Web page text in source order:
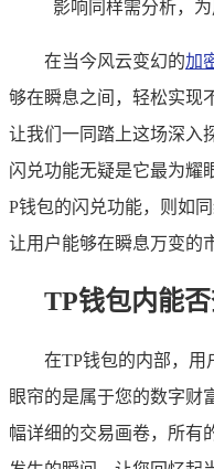
影响同样需分析，
在当今风云变幻的加
够在瞬息之间，轻松实现
让我们一同踏上这场深入
闪兑功能无疑是它最为耀
P钱包的闪兑功能，则如
让用户能够在瞬息万变的
TP钱包内能
在TP钱包的内部，用
眼帘的是属于您的数字财
幅详细的交易画卷，所有